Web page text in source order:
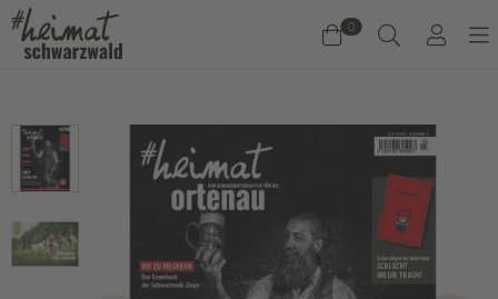
0
Es befinden sich keine Produkte im Warenkorb.
Jetzt einkaufen